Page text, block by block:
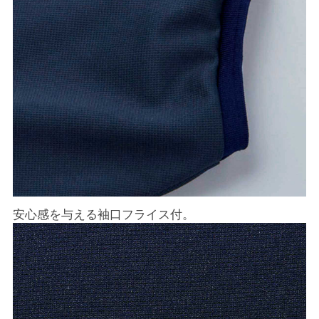
安心感を与える袖口フライス付。